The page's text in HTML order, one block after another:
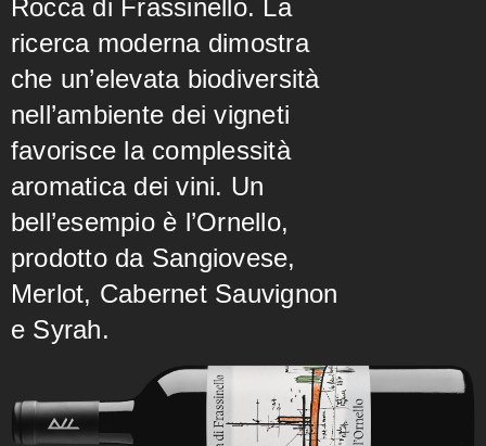
Rocca di Frassinello. La
ricerca moderna dimostra
che un’elevata biodiversità
nell’ambiente dei vigneti
favorisce la complessità
aromatica dei vini. Un
bell’esempio è l’Ornello,
prodotto da Sangiovese,
Merlot, Cabernet Sauvignon
e Syrah.